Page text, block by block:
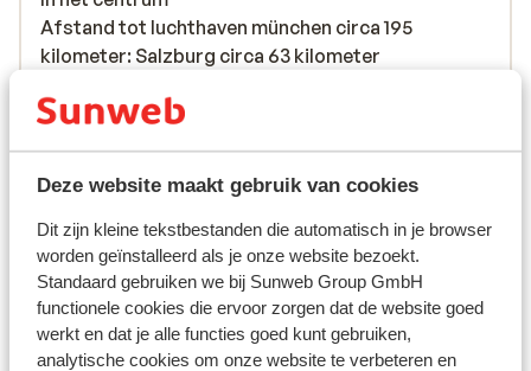
Deze website maakt gebruik van cookies
Dit zijn kleine tekstbestanden die automatisch in je browser
worden geïnstalleerd als je onze website bezoekt.
Standaard gebruiken we bij Sunweb Group GmbH
functionele cookies die ervoor zorgen dat de website goed
werkt en dat je alle functies goed kunt gebruiken,
analytische cookies om onze website te verbeteren en
Afstand tot luchthaven münchen circa 195
kilometer: Salzburg circa 63 kilometer
Afstand tot skilift natrunbahn, maria alm circa 6
(Mini)supermarkt: 700 m
Skipas, -les en verhuur
Skipas